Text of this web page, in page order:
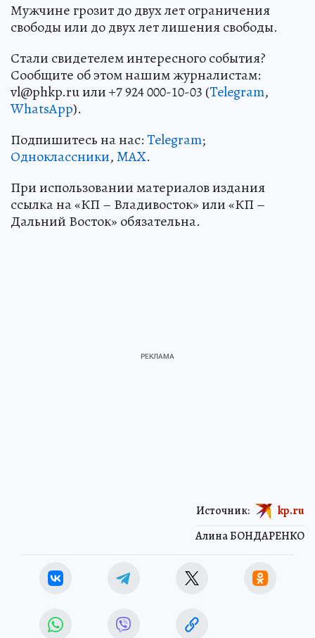
Мужчине грозит до двух лет ограничения
свободы или до двух лет лишения свободы.
Стали свидетелем интересного события?
Сообщите об этом нашим журналистам:
vl@phkp.ru или +7 924 000-10-03 (Telegram,
WhatsApp).
Подпишитесь на нас:Telegram;
Одноклассники,MAX.
При использовании материалов издания
ссылка на «КП – Владивосток» или «КП –
Дальний Восток» обязательна.
Алина БОНДАРЕНКО
Источник: kp.ru